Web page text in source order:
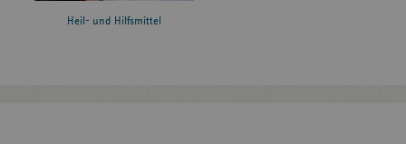
Heil- und Hilfsmittel